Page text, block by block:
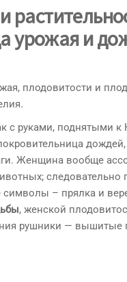
урожая и
плодовитости и
с руками, поднятыми к
дождей,
Женщина вообще
следовательно
– прялка и
, женской
рушники —